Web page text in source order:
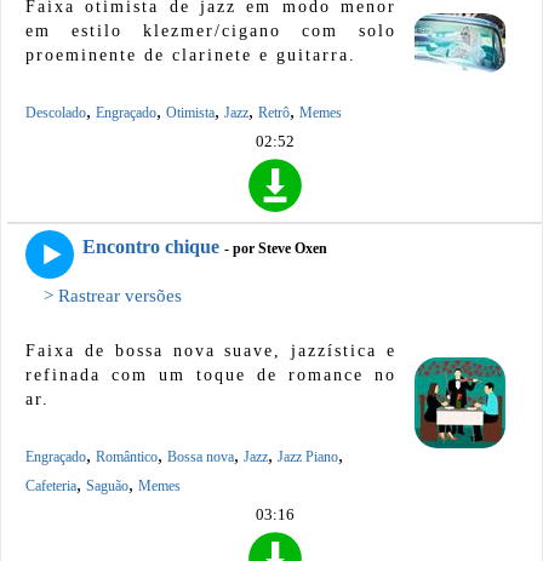
Faixa otimista de jazz em modo menor
em estilo klezmer/cigano com solo
proeminente de clarinete e guitarra.
Descolado, Engraçado, Otimista, Jazz, Retrô, Memes
02:52
Encontro chique - por Steve Oxen
> Rastrear versões
Faixa de bossa nova suave, jazzística e
refinada com um toque de romance no
ar.
Engraçado, Romântico, Bossa nova, Jazz, Jazz Piano,
Cafeteria, Saguão, Memes
03:16